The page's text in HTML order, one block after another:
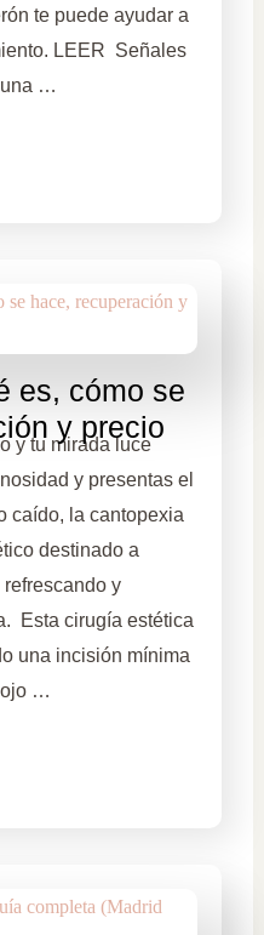
te puede ayudar a
LEER Señales
una …
es, cómo se
y precio
y tu mirada luce
y presentas el
caído, la cantopexia
destinado a
y
Esta cirugía estética
una incisión mínima
ojo …